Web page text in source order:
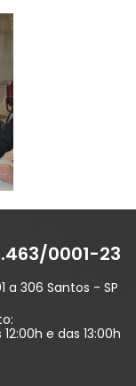
0001-23
a 306 Santos - SP
e das 13:00h